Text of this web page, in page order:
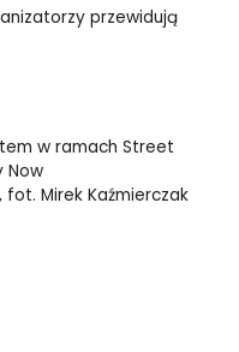
przewidują
Mirek Kaźmierczak